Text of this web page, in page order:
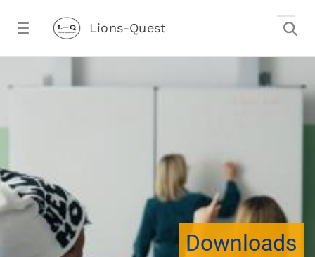
Lions-Quest
Downloads